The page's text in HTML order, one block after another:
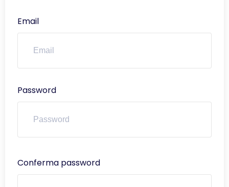
Email
Password
Conferma password